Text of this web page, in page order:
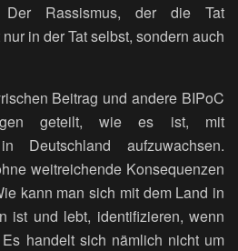
Der Rassismus, der die Tat
in der Tat selbst, sondern auch
Beitrag und andere BIPoC
geteilt, wie es ist, mit
Deutschland aufzuwachsen.
weitreichende Konsequenzen
kann man sich mit dem Land in
ist und lebt, identifizieren, wenn
handelt sich nämlich nicht um